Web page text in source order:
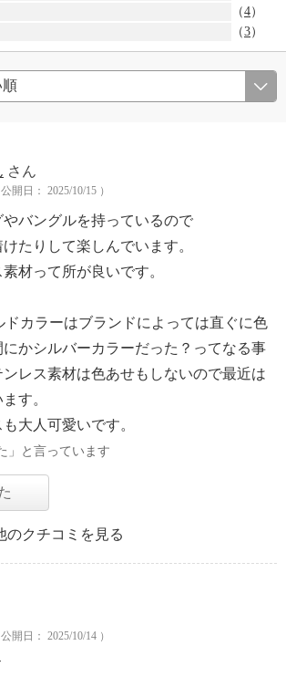
（4）
（3）
さん
開日： 2025/10/15 ）
バングルを持っているので
たりして楽しんでいます。
材って所が良いです。
ドカラーはブランドによっては直ぐに色
かシルバーカラーだった？ってなる事
レス素材は色あせもしないので最近は
す。
大人可愛いです。
」と言っています
のクチコミを見る
開日： 2025/10/14 ）